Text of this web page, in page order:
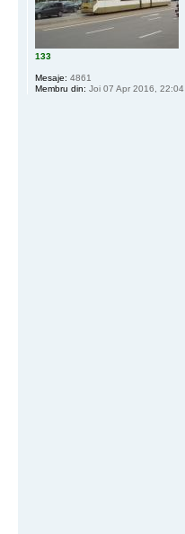
133
Mesaje: 4861
Membru din: Joi 07 Apr 2016, 22:04